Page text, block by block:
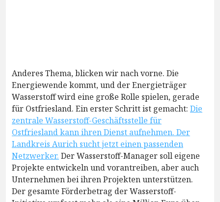
Anderes Thema, blicken wir nach vorne. Die
Energiewende kommt, und der Energieträger
Wasserstoff wird eine große Rolle spielen, gerade
für Ostfriesland. Ein erster Schritt ist gemacht: Die
zentrale Wasserstoff-Geschäftsstelle für
Ostfriesland kann ihren Dienst aufnehmen. Der
Landkreis Aurich sucht jetzt einen passenden
Netzwerker. Der Wasserstoff-Manager soll eigene
Projekte entwickeln und vorantreiben, aber auch
Unternehmen bei ihren Projekten unterstützen.
Der gesamte Förderbetrag der Wasserstoff-